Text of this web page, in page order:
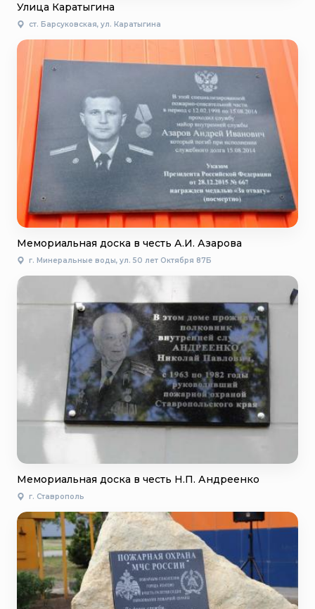
Улица Каратыгина
ст. Барсуковская, ул. Каратыгина
Мемориальная доска в честь А.И. Азарова
г. Минеральные воды, ул. 50 лет Октября 87Б
Мемориальная доска в честь Н.П. Андреенко
г. Ставрополь